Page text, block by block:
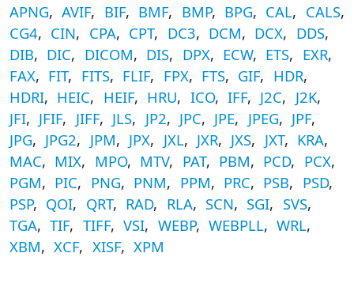
APNG,AVIF, BIF, BMF, BMP, BPG, CAL, CALS,
CG4, CIN, CPA, CPT, DC3, DCM, DCX, DDS,
DIB, DIC, DICOM, DIS, DPX, ECW, ETS, EXR,
FAX, FIT, FITS, FLIF, FPX, FTS, GIF, HDR,
HDRI, HEIC, HEIF, HRU, ICO,IFF, J2C, J2K,
JFI, JFIF, JIFF, JLS, JP2, JPC, JPE, JPEG, JPF,
JPG, JPG2, JPM, JPX, JXL, JXR, JXS, JXT, KRA,
MAC, MIX, MPO, MTV, PAT, PBM, PCD, PCX,
PGM, PIC, PNG, PNM, PPM, PRC, PSB, PSD,
PSP, QOI, QRT, RAD, RLA, SCN, SGI, SVS,
TGA,TIF, TIFF,VSI, WEBP,WEBPLL,WRL,
XBM,XCF, XISF,XPM